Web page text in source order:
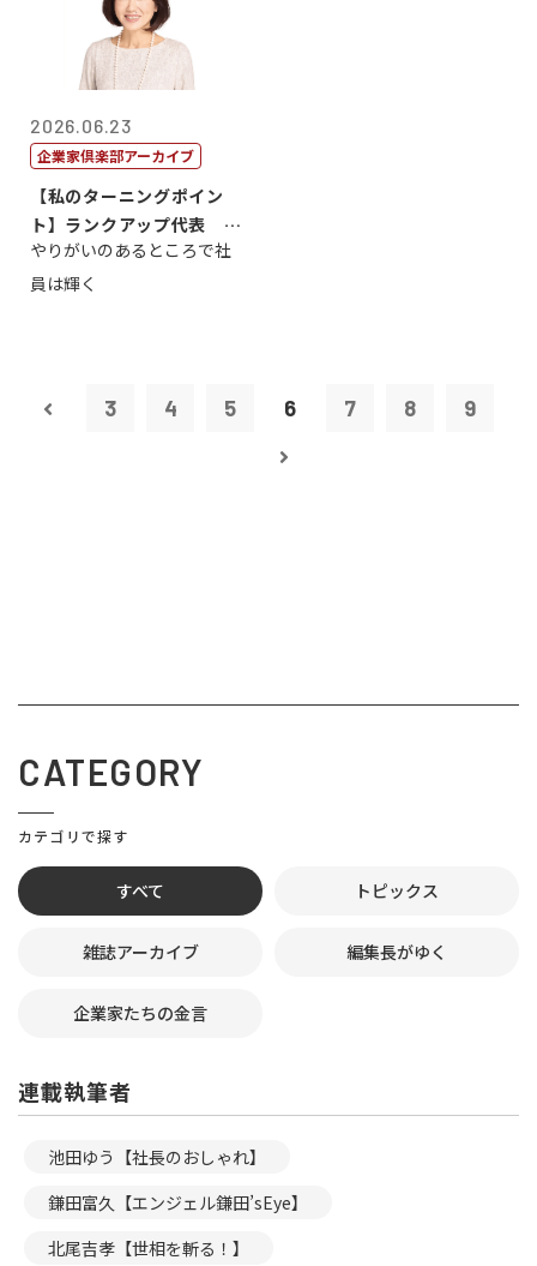
2026.06.23
企業家倶楽部アーカイブ
【私のターニングポイン
ト】ランクアップ代表 岩
崎裕美子
やりがいのあるところで社
員は輝く
3 4 5 6 7 8 9
CATEGORY
カテゴリで探す
すべて トピックス
雑誌アーカイブ 編集長がゆく
企業家たちの金言
連載執筆者
池田ゆう【社長のおしゃれ】
鎌田富久【エンジェル鎌田’sEye】
北尾吉孝【世相を斬る！】